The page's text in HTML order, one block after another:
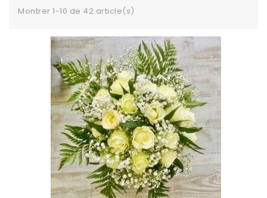
Montrer 1-10 de 42 article(s)